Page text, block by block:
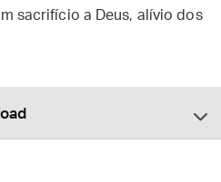
sacrifício a Deus, alívio dos